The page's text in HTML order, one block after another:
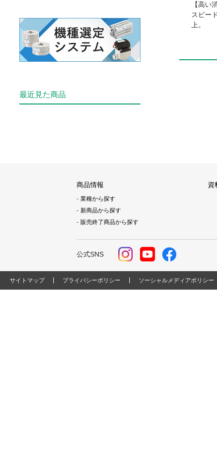
【高い
スピー
上。
最近見た商品
商品情報
業種から探す
新商品から探す
販売終了商品から探す
資
公式SNS
サイトマップ プライバシーポリシー ソーシャルメディアポリシー